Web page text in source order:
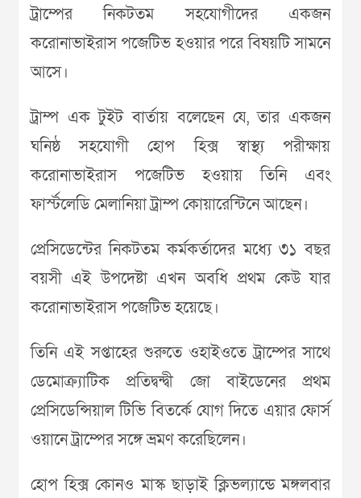
ট্রাম্পের নিকটতম সহযোগীদের একজন
করোনাভাইরাস পজেটিভ হওয়ার পরে বিষয়টি সামনে
আসে।
ট্রাম্প এক টুইট বার্তায় বলেছেন যে, তার একজন
ঘনিষ্ঠ সহযোগী হোপ হিক্স স্বাস্থ্য পরীক্ষায়
করোনাভাইরাস পজেটিভ হওয়ায় তিনি এবং
ফার্স্টলেডি মেলানিয়া ট্রাম্প কোয়ারেন্টিনে আছেন।
প্রেসিডেন্টের নিকটতম কর্মকর্তাদের মধ্যে ৩১ বছর
বয়সী এই উপদেষ্টা এখন অবধি প্রথম কেউ যার
করোনাভাইরাস পজেটিভ হয়েছে।
তিনি এই সপ্তাহের শুরুতে ওহাইওতে ট্রাম্পের সাথে
ডেমোক্র্যাটিক প্রতিদ্বন্দ্বী জো বাইডেনের প্রথম
প্রেসিডেন্সিয়াল টিভি বিতর্কে যোগ দিতে এয়ার ফোর্স
ওয়ানে ট্রাম্পের সঙ্গে ভ্রমণ করেছিলেন।
হোপ হিক্স কোনও মাস্ক ছাড়াই ক্লিভল্যান্ডে মঙ্গলবার